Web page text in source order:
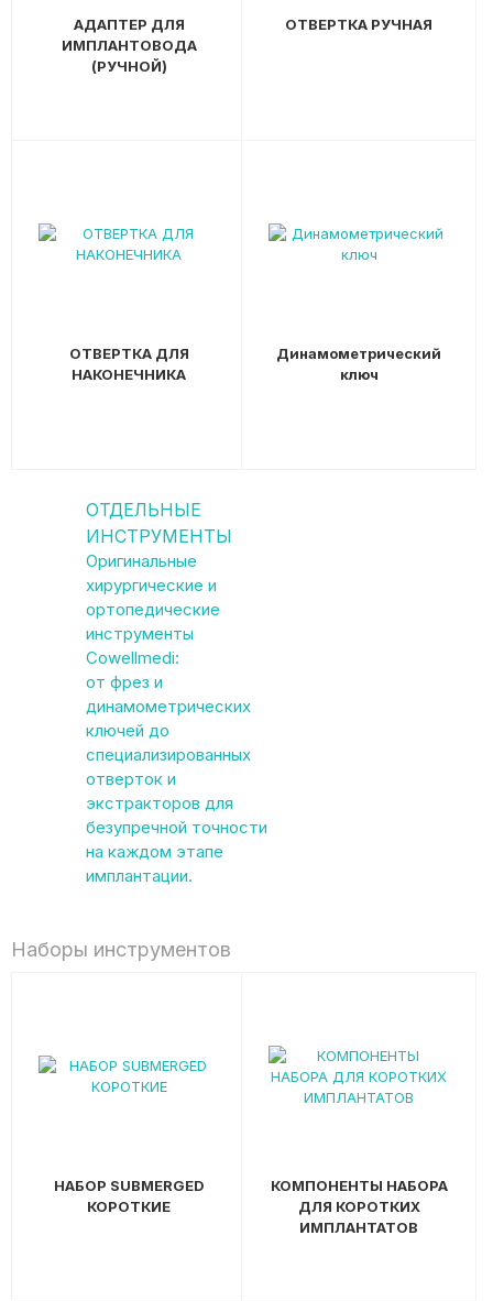
АДАПТЕР ДЛЯ
ИМПЛАНТОВОДА
(РУЧНОЙ)
ОТВЕРТКА РУЧНАЯ
ОТВЕРТКА ДЛЯ
НАКОНЕЧНИКА
Динамометрический
ключ
ОТДЕЛЬНЫЕ
ИНСТРУМЕНТЫ
Оригинальные
хирургические и
ортопедические
инструменты
Cowellmedi:
от фрез и
динамометрических
ключей до
специализированных
отверток и
экстракторов для
безупречной точности
на каждом этапе
имплантации.
Наборы инструментов
НАБОР SUBMERGED
КОРОТКИЕ
КОМПОНЕНТЫ НАБОРА
ДЛЯ КОРОТКИХ
ИМПЛАНТАТОВ